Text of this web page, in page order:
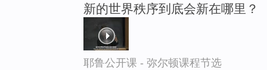
新的世界秩序到底会新在哪里？
耶鲁公开课 - 弥尔顿课程节选